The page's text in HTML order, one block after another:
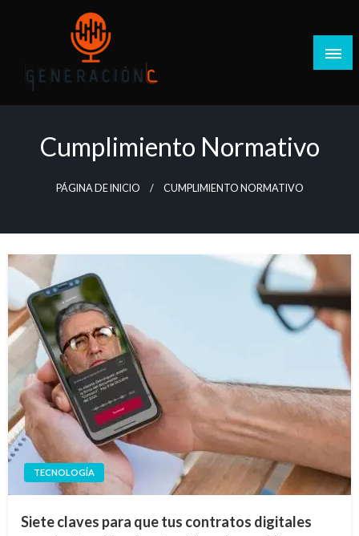
Cumplimiento Normativo
PÁGINA DE INICIO CUMPLIMIENTO NORMATIVO
TECNOLOGÍA
Siete claves para que tus contratos digitales